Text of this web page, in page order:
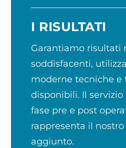
I RISULTATI
Garantiamo risultati
soddisfacenti,
moderne tecniche e
disponibili. Il
fase pre e post
rappresenta il nostro
aggiunto.